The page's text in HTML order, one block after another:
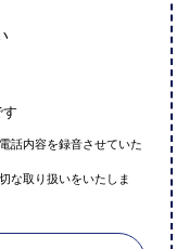
話内容を録音させていた
な取り扱いをいたしま